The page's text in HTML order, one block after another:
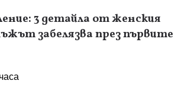
3 детайла от женския
забелязва през първите